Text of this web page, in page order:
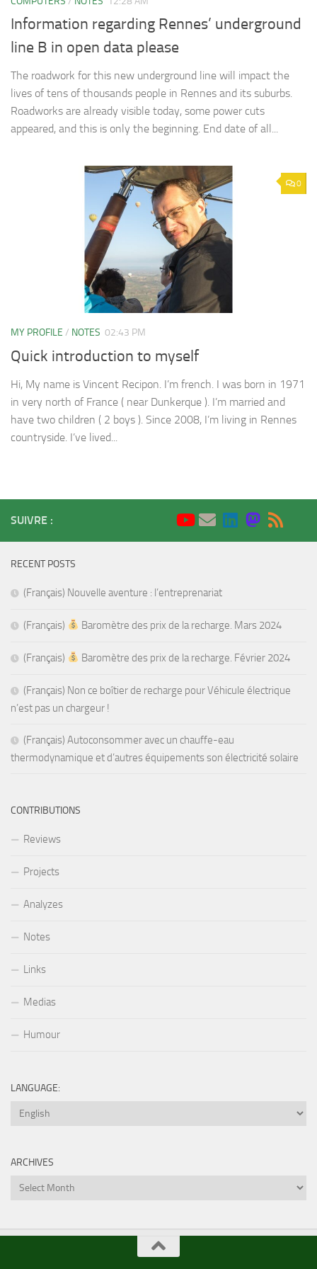
Information regarding Rennes’ underground
line B in open data please
The roadwork for this new underground line will impact the
lives of tens of thousands people in Rennes and its suburbs.
Roadworks are already visible today, some power cuts
appeared, and this is only the beginning. End date of all...
0
MY PROFILE / NOTES 02:43 PM
Quick introduction to myself
Hi, My name is Vincent Recipon. I’m french. I was born in 1971
in very north of France ( near Dunkerque ). I’m married and
have two children ( 2 boys ). Since 2008, I’m living in Rennes
countryside. I’ve lived...
SUIVRE :
RECENT POSTS
(Français) Nouvelle aventure : l’entreprenariat
(Français) Baromètre des prix de la recharge. Mars 2024
(Français) Baromètre des prix de la recharge. Février 2024
(Français) Non ce boîtier de recharge pour Véhicule électrique
n’est pas un chargeur !
(Français) Autoconsommer avec un chauffe-eau
thermodynamique et d’autres équipements son électricité solaire
CONTRIBUTIONS
Reviews
Projects
Analyzes
Notes
Links
Medias
Humour
LANGUAGE:
ARCHIVES
Archives